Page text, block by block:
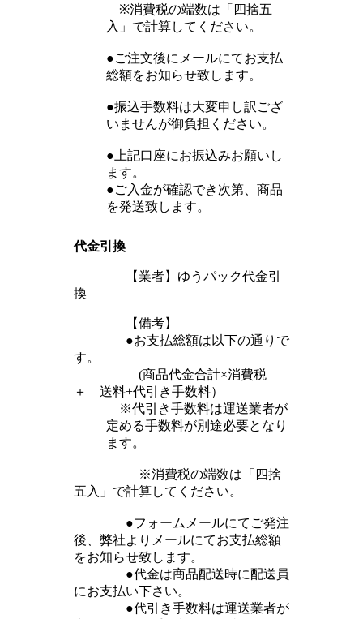
※消費税の端数は「四捨五
入」で計算してください。
●ご注文後にメールにてお支払
総額をお知らせ致します。
●振込手数料は大変申し訳ござ
いませんが御負担ください。
●上記口座にお振込みお願いし
ます。
●ご入金が確認でき次第、商品
を発送致します。
代金引換
【業者】ゆうパック代金引
換
【備考】
●お支払総額は以下の通りで
す。
(商品代金合計×消費税
＋ 送料+代引き手数料）
※代引き手数料は運送業者が
定める手数料が別途必要となり
ます。
※消費税の端数は「四捨
五入」で計算してください。
●フォームメールにてご発注
後、弊社よりメールにてお支払総額
をお知らせ致します。
●代金は商品配送時に配送員
にお支払い下さい。
●代引き手数料は運送業者が